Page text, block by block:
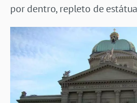
por dentro, repleto de